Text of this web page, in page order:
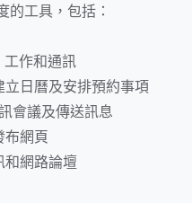
的工具，包括：
工作和通訊
立日曆及安排預約事項
會議及傳送訊息
布網頁
和網路論壇